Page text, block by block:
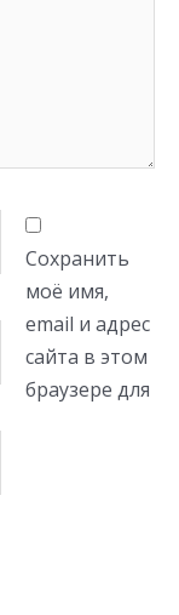
Сохранить
моё имя,
email и адрес
сайта в этом
браузере для